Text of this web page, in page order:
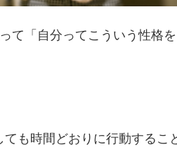
て「自分ってこういう性格
も時間どおりに行動するこ